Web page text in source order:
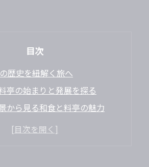
目次
歴史を紐解く旅へ
亭の始まりと発展を探る
から見る和食と料亭の魅力
史と料亭文化の深い関係性